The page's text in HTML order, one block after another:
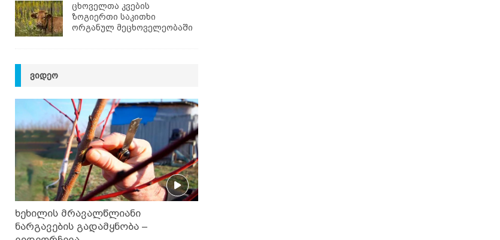
ცხოველთა კვების
ზოგიერთი საკითხი
ორგანულ მეცხოველეობაში
ᲕᲘᲓᲔᲝ
ხეხილის მრავალწლიანი
ნარგავების გადამყნობა –